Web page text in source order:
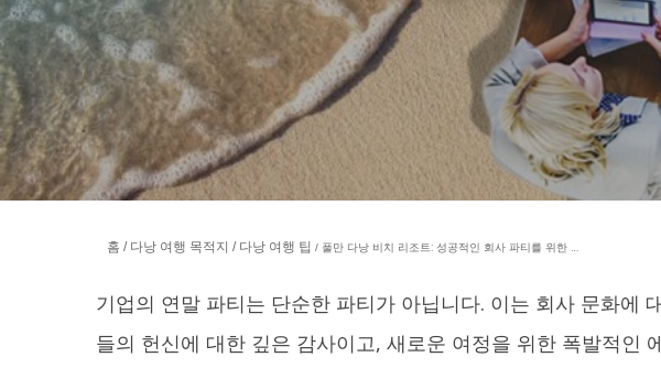
홈 다낭 여행 목적지 다낭 여행 팁 풀만 다낭 비치 리조트: 성공적인 회사 파티를 위한 …
기업의 연말 파티는 단순한 파티가 아닙니다. 이는 회사 문화에
들의 헌신에 대한 깊은 감사이고, 새로운 여정을 위한 폭발적인